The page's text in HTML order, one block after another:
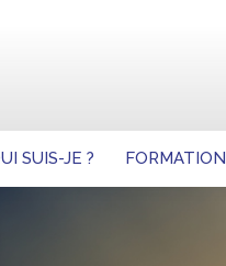
SUIS-JE ? FORMATION